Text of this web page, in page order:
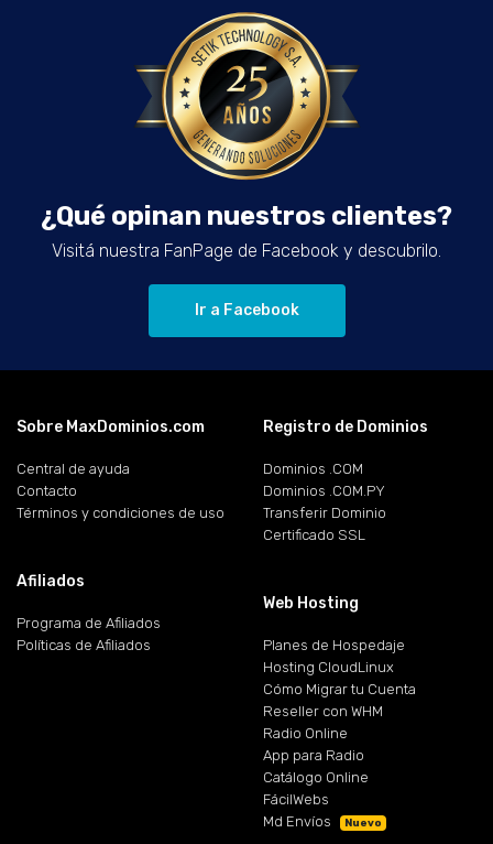
¿Qué opinan nuestros clientes?
Visitá nuestra FanPage de Facebook y descubrilo.
Ir a Facebook
Sobre MaxDominios.com
Central de ayuda
Contacto
Términos y condiciones de uso
Afiliados
Programa de Afiliados
Políticas de Afiliados
Registro de Dominios
Dominios .COM
Dominios .COM.PY
Transferir Dominio
Certificado SSL
Web Hosting
Planes de Hospedaje
Hosting CloudLinux
Cómo Migrar tu Cuenta
Reseller con WHM
Radio Online
App para Radio
Catálogo Online
FácilWebs
Md Envíos
Nuevo